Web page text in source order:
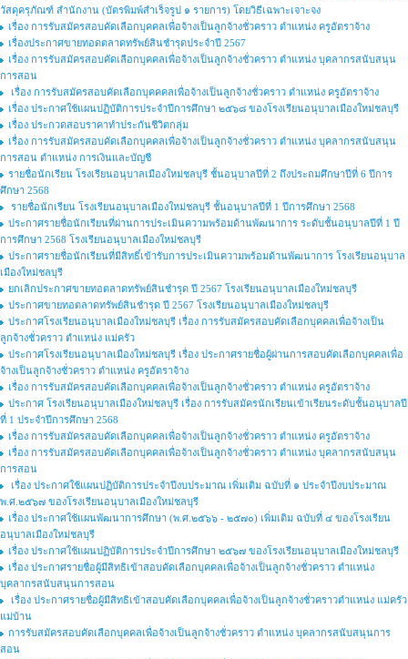
วัสดุครุภัณฑ์ สำนักงาน (บัตรพิมพ์สำเร็จรูป ๑ รายการ) โดยวิธีเฉพาะเจาะจง
เรื่อง การรับสมัครสอบคัดเลือกบุคคลเพื่อจ้างเป็นลูกจ้างชั่วคราว ตำแหน่ง ครูอัตราจ้าง
เรื่องประกาศขายทอดตลาดทรัพย์สินชำรุดประจำปี 2567
เรื่อง การรับสมัครสอบคัดเลือกบุคคลเพื่อจ้างเป็นลูกจ้างชั่วคราว ตำแหน่ง บุคลากรสนับสนุน
การสอน
เรื่อง การรับสมัครสอบคัดเลือกบุคคคลเพื่อจ้างเป็นลูกจ้างชั่วคราว ตำแหน่ง ครูอัตราจ้าง
เรื่อง ประกาศใช้แผนปฏิบัติการประจำปีการศึกษา ๒๕๖๘ ของโรงเรียนอนุบาลเมืองใหม่ชลบุรี
เรื่อง ประกวดสอบราคาทำประกันชีวิตกลุ่ม
เรื่อง การรับสมัครสอบคัดเลือกบุคคลเพื่อจ้างเป็นลูกจ้างชั่วคราว ตำแหน่ง บุคลากรสนับสนุน
การสอน ตำแหน่ง การเงินและบัญชี
รายชื่อนักเรียน โรงเรียนอนุบาลเมืองใหม่ชลบุรี ชั้นอนุบาลปีที่ 2 ถึงประถมศึกษาปีที่ 6 ปีการ
ศึกษา 2568
รายชื่อนักเรียน โรงเรียนอนุบาลเมืองใหม่ชลบุรี ชั้นอนุบาลปีที่ 1 ปีการศึกษา 2568
ประกาศรายชื่อนักเรียนที่ผ่านการประเมินความพร้อมด้านพัฒนาการ ระดับชั้นอนุบาลปีที่ 1 ปี
การศึกษา 2568 โรงเรียนอนุบาลเมืองใหม่ชลบุรี
ประกาศรายชื่อนักเรียนที่มีสิทธิ์เข้ารับการประเมินความพร้อมด้านพัฒนาการ โรงเรียนอนุบาล
เมืองใหม่ชลบุรี
ยกเลิกประกาศขายทอตลาดทรัพย์สินชำรุด ปี 2567 โรงเรียนอนุบาลเมืองใหม่ชลบุรี
ประกาศขายทอตลาดทรัพย์สินชำรุด ปี 2567 โรงเรียนอนุบาลเมืองใหม่ชลบุรี
ประกาศโรงเรียนอนุบาลเมืองใหม่ชลบุรี เรื่อง การรับสมัครสอบคัดเลือกบุคคลเพื่อจ้างเป็น
ลูกจ้างชั่วคราว ตำแหน่ง แม่ครัว
ประกาศโรงเรียนอนุบาลเมืองใหม่ชลบุรี เรื่อง ประกาศรายชื่อผู้ผ่านการสอบคัดเลือกบุคคลเพื่อ
จ้างเป็นลูกจ้างชั่วคราว ตำแหน่ง ครูอัตราจ้าง
เรื่อง การรับสมัครสอบคัดเลือกบุคคลเพื่อจ้างเป็นลูกจ้างชั่วคราว ตำแหน่ง ครูอัตราจ้าง
ประกาศ โรงเรียนอนุบาลเมืองใหม่ชลบุรี เรื่อง การรับสมัครนักเรียนเข้าเรียนระดับชั้นอนุบาลปี
ที่ 1 ประจำปีการศึกษา 2568
เรื่อง การรับสมัครสอบคัดเลือกบุคคลเพื่อจ้างเป็นลูกจ้างชั่วคราว ตำแหน่ง ครูอัตราจ้าง
เรื่อง การรับสมัครสอบคัดเลือกบุคคลเพื่อจ้างเป็นลูกจ้างชั่วคราว ตำแหน่ง บุคลากรสนับสนุน
การสอน
เรื่อง ประกาศใช้แผนปฏิบัติการประจำปีงบประมาณ เพิ่มเติม ฉบับที่ ๑ ประจำปีงบประมาณ
พ.ศ.๒๕๖๗ ของโรงเรียนอนุบาลเมืองใหม่ชลบุรี
เรื่อง ประกาศใช้แผนพัฒนาการศึกษา (พ.ศ.๒๕๖๖ - ๒๕๗๐) เพิ่มเติม ฉบับที่ ๔ ของโรงเรียน
อนุบาลเมืองใหม่ชลบุรี
เรื่อง ประกาศใช้แผนปฏิบัติการประจำปีการศึกษา ๒๕๖๗ ของโรงเรียนอนุบาลเมืองใหม่ชลบุรี
เรื่อง ประกาศรายชื่อผู้มีสิทธิเข้าสอบคัดเลือกบุคคลเพื่อจ้างเป็นลูกจ้างชั่วคราว ตำแหน่ง
บุคลากรสนับสนุนการสอน
เรื่อง ประกาศรายชื่อผู้มีสิทธิเข้าสอบคัดเลือกบุคคลเพื่อจ้างเป็นลูกจ้างชั่วคราวตำแหน่ง แม่ครัว
แม่บ้าน
การรับสมัครสอบคัดเลือกบุคคลเพื่อจ้างเป็นลูกจ้างชั่วคราว ตำแหน่ง บุคลากรสนับสนุนการ
สอน